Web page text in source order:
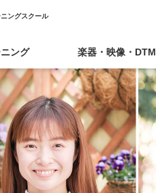
ングスクール
ング 楽器・映像・DTM